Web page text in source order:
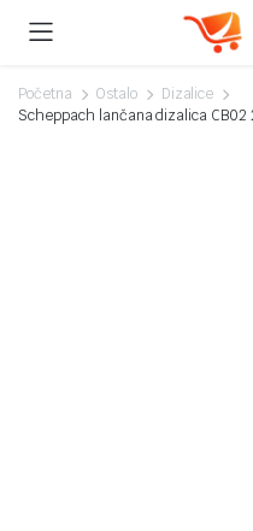
Početna Ostalo
Dizalice
Scheppach lančana dizalica